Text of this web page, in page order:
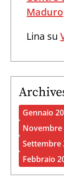
Maduro
Lina su
Gennaio
Novembre
Settembre
Febbraio